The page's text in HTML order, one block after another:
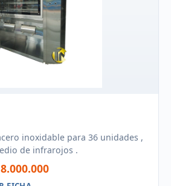
inoxidable para 36 unidades ,
de infrarojos .